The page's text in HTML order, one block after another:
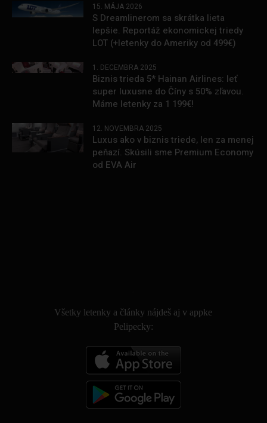
15. MÁJA 2026
S Dreamlinerom sa skrátka lieta
lepšie. Reportáž ekonomickej triedy
LOT (+letenky do Ameriky od 499€)
1. DECEMBRA 2025
Biznis trieda 5* Hainan Airlines: leť
super luxusne do Číny s 50% zľavou.
Máme letenky za 1 199€!
12. NOVEMBRA 2025
Luxus ako v biznis triede, len za menej
peňazí. Skúsili sme Premium Economy
od EVA Air
Všetky letenky a články nájdeš aj v appke
Pelipecky: